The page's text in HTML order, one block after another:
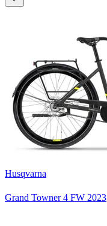
Husqvarna
Grand Towner 4 FW 2023